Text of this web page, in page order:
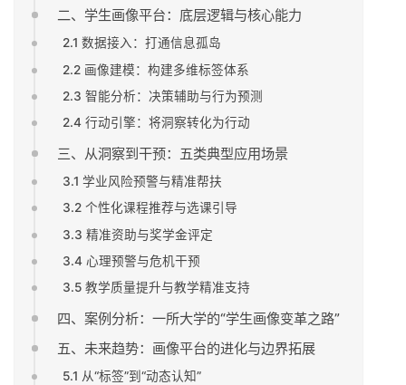
二、学生画像平台：底层逻辑与核心能力
2.1 数据接入：打通信息孤岛
2.2 画像建模：构建多维标签体系
2.3 智能分析：决策辅助与行为预测
2.4 行动引擎：将洞察转化为行动
三、从洞察到干预：五类典型应用场景
3.1 学业风险预警与精准帮扶
3.2 个性化课程推荐与选课引导
3.3 精准资助与奖学金评定
3.4 心理预警与危机干预
3.5 教学质量提升与教学精准支持
四、案例分析：一所大学的“学生画像变革之路”
五、未来趋势：画像平台的进化与边界拓展
5.1 从“标签”到“动态认知”